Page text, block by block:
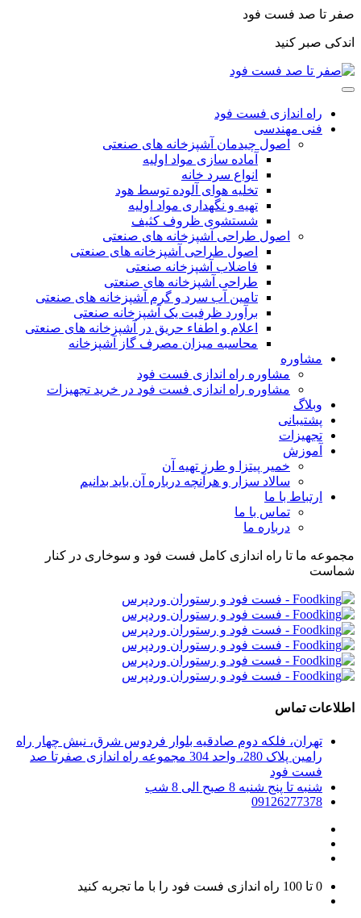
صفر تا صد فست فود
اندکی صبر کنید
راه اندازی فست فود
فنی مهندسی
اصول چیدمان آشپزخانه های صنعتی
آماده سازی مواد اولیه
انواع سرد خانه
تخلیه هوای آلوده توسط هود
تهیه و نگهداری مواد اولیه
شستشوی ظروف کثیف
اصول طراحی آشپزخانه های صنعتی
اصول طراحی آشپزخانه های صنعتی
فاضلاب آشپزخانه صنعتی
طراحی آشپزخانه های صنعتی
تامین آب سرد و گرم آشپزخانه های صنعتی
برآورد ظرفیت یک آشپزخانه صنعتی
اعلام و اطفاء حریق در آشپزخانه های صنعتی
محاسبه میزان مصرف گاز آشپزخانه
مشاوره
مشاوره راه اندازی فست فود
مشاوره راه اندازی فست فود در خرید تجهیزات
وبلاگ
پشتیبانی
تجهیزات
آموزش
خمیر پیتزا و طرز تهیه آن
سالاد سزار و هرآنچه درباره آن باید بدانیم
ارتباط با ما
تماس با ما
درباره ما
مجموعه ما تا راه اندازی کامل فست فود و سوخاری در کنار
شماست
اطلاعات تماس
تهران، فلکه دوم صادقیه بلوار فردوس شرق، نبش چهار راه
رامین پلاک 280، واحد 304 مجموعه راه اندازی صفرتا صد
فست فود
شنبه تا پنج شنبه 8 صبح الی 8 شب
09126277378
0 تا 100 راه اندازی فست فود را با ما تجربه کنید